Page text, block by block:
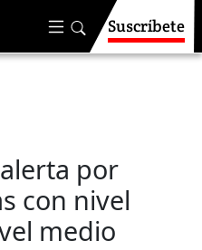
Suscríbete
por
con nivel
medio